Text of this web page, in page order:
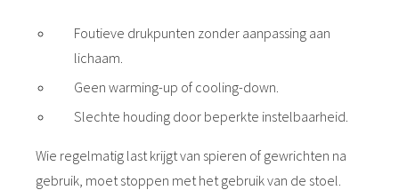
Foutieve drukpunten zonder aanpassing aan
lichaam.
Geen warming-up of cooling-down.
Slechte houding door beperkte instelbaarheid.
Wie regelmatig last krijgt van spieren of gewrichten na
gebruik, moet stoppen met het gebruik van de stoel.